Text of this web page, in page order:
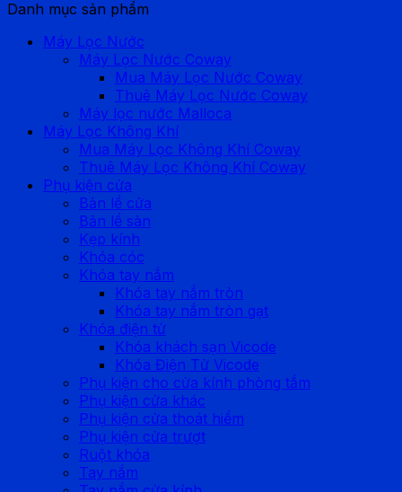
Danh mục sản phẩm
Máy Lọc Nước
Máy Lọc Nước Coway
Mua Máy Lọc Nước Coway
Thuê Máy Lọc Nước Coway
Máy lọc nước Malloca
Máy Lọc Không Khí
Mua Máy Lọc Không Khí Coway
Thuê Máy Lọc Không Khí Coway
Phụ kiện cửa
Bản lề cửa
Bản lề sàn
Kẹp kính
Khóa cóc
Khóa tay nắm
Khóa tay nắm tròn
Khóa tay nắm tròn gạt
Khóa điện tử
Khóa khách sạn Vicode
Khóa Điện Tử Vicode
Phụ kiện cho cửa kính phòng tắm
Phụ kiện cửa khác
Phụ kiện cửa thoát hiểm
Phụ kiện cửa trượt
Ruột khóa
Tay nắm